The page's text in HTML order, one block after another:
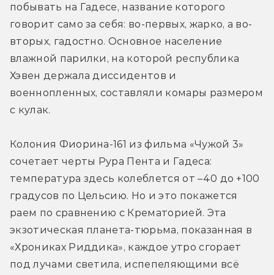
побывать на Гадесе, название которого
говорит само за себя: во-первых, жарко, а во-
вторых, гадостно. Основное население
влажной парилки, на которой республика
Хэвен держала диссидентов и
военнопленных, составляли комары размером
с кулак.
Колония Фиорина-161 из фильма «Чужой 3»
сочетает черты Рура Пента и Гадеса:
температура здесь колеблется от –40 до +100
градусов по Цельсию. Но и это покажется
раем по сравнению с Крематорией. Эта
экзотическая планета-тюрьма, показанная в
«Хрониках Риддика», каждое утро сгорает
под лучами светила, испепеляющими всё